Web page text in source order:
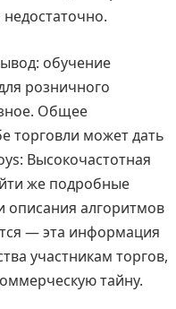
недостаточно.
обучение
розничного
Общее
торговли может дать
Высокочастотная
же подробные
описания алгоритмов
— эта информация
участникам торгов,
тайну.